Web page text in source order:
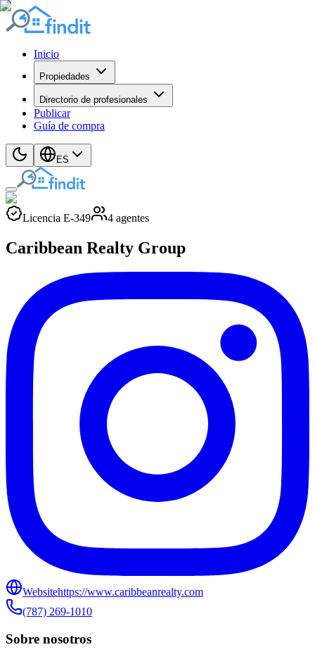
Inicio
Propiedades
Directorio de profesionales
Publicar
Guía de compra
ES
Licencia E-349 4 agentes
Caribbean Realty Group
Websitehttps://www.caribbeanrealty.com
(787) 269-1010
Sobre nosotros